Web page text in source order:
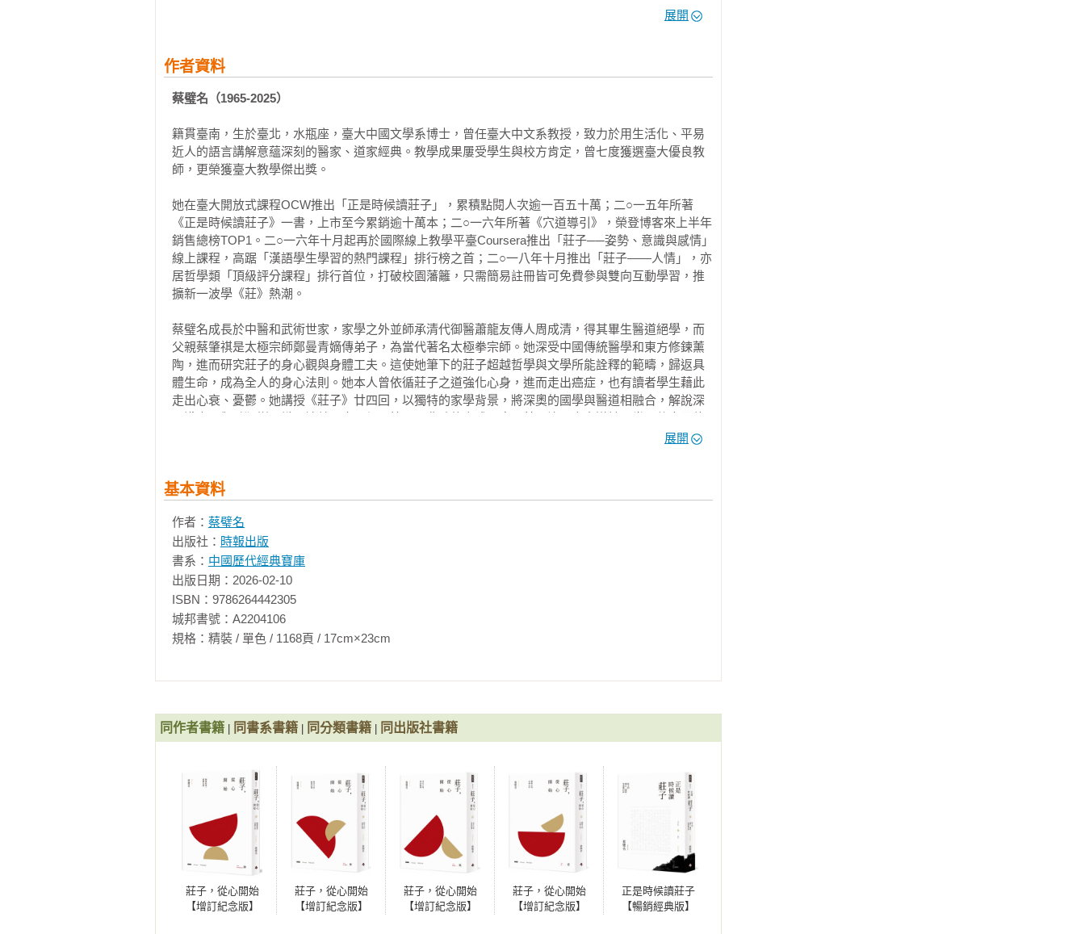
自序  從寸心到人間
顏回請行
顏闔將傅
匠石之齊
南伯子綦
支離疏者
楚狂接輿
〈德充符〉
喪足遺土
形有所忘
所謂無情
正是時候讀莊子【暢銷經典版】參：莊子的遊心、養身、學愛與自由
推薦序
走在理解莊子之道   編劇 鄭心媚
找到心中那個快樂又安定的稻草人！   金鐘主持人 Lulu黃路梓茵
大宗師之友情萬歲   音樂鬼才 盧廣仲
生活的止跌回升：在《莊子》身心鍊金術中，鍊就一生無傷的溫柔 作家‧丹鳳高中圖書館主任 宋怡慧
善生善死   醫師 梁逸歆
在變與亂中，向莊子學逍遙   媒體人 蘭萱
自 序  莊子的自由之路——心能自主、身能鬆柔、情能自在，生得自由
〈大宗師〉
真人至知
真卓恆物
道可得學
息黥補劓
霖雨十日
〈應帝王〉
神巫四見壺子
展開
作者資料
蔡璧名（1965-2025）
籍貫臺南，生於臺北，水瓶座，臺大中國文學系博士，曾任臺大中文系教授，致力於用生活化、平易
近人的語言講解意蘊深刻的醫家、道家經典。教學成果屢受學生與校方肯定，曾七度獲選臺大優良教
師，更榮獲臺大教學傑出獎。
她在臺大開放式課程OCW推出「正是時候讀莊子」，累積點閱人次逾一百五十萬；二○一五年所著
《正是時候讀莊子》一書，上市至今累銷逾十萬本；二○一六年所著《穴道導引》，榮登博客來上半年
銷售總榜TOP1。二○一六年十月起再於國際線上教學平臺Coursera推出「莊子──姿勢、意識與感情」
線上課程，高踞「漢語學生學習的熱門課程」排行榜之首；二○一八年十月推出「莊子——人情」，亦
居哲學類「頂級評分課程」排行首位，打破校園藩籬，只需簡易註冊皆可免費參與雙向互動學習，推
擴新一波學《莊》熱潮。
蔡璧名成長於中醫和武術世家，家學之外並師承清代御醫蕭龍友傳人周成清，得其畢生醫道絕學，而
父親蔡肇祺是太極宗師鄭曼青嫡傳弟子，為當代著名太極拳宗師。她深受中國傳統醫學和東方修鍊薰
陶，進而研究莊子的身心觀與身體工夫。這使她筆下的莊子超越哲學與文學所能詮釋的範疇，歸返具
體生命，成為全人的身心法則。她本人曾依循莊子之道強化心身，進而走出癌症，也有讀者學生藉此
走出心衰、憂鬱。她講授《莊子》廿四回，以獨特的家學背景，將深奧的國學與醫道相融合，解說深
統醫、道兩家精粹，能夠實踐於生活的時時刻刻。卅年爾來更以廣被詩歌溫柔敦厚文化底蘊，成華人
著有《正是時候讀莊子》系列、《莊子，從心開始》系列、《形如莊子、心如莊子、大情學莊子：從
莊遇見黃帝內經》、《醫道習慣》、《學會用情：當老莊遇見黃帝內經二》、《解愛：重返莊子與詩
歌經典，在愛裏獲得重生》暨詩集《渡口芙蓉》、《我不知道夜》、《鬆柔歌訣》等書，不計韓文
版、中文簡體字版，僅繁體中文版作品總銷量逾五十一萬冊。
展開
基本資料
作者： 蔡璧名
出版社： 時報出版
書系： 中國歷代經典寶庫
出版日期：2026-02-10
ISBN：9786264442305
城邦書號：A2204106
規格：精裝 / 單色 / 1168頁 / 17cm×23cm
同作者書籍 同書系書籍 同分類書籍 同出版社書籍
莊子，從心開始
【增訂紀念版】
莊子，從心開始
【增訂紀念版】
莊子，從心開始
【增訂紀念版】
莊子，從心開始
【增訂紀念版】
正是時候讀莊子
【暢銷經典版】